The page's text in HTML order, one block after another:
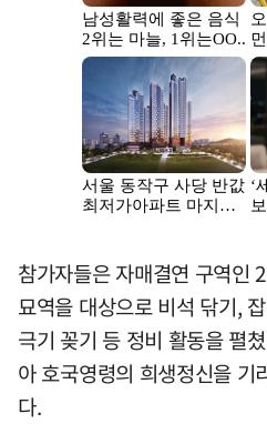
참가자들은 자매결연 구역인
묘역을 대상으로 비석 닦기,
극기 꽂기 등 정비 활동을 펼
아 호국영령의 희생정신을 기
다.